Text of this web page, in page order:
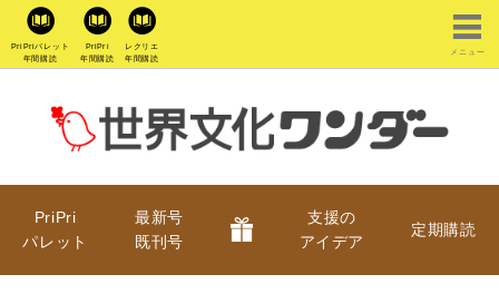
PriPriパレット
年間購読
PriPri
年間購読
レクリエ
年間購読
メニュー
PriPri
パレット
最新号
既刊号
支援の
アイデア
定期購読